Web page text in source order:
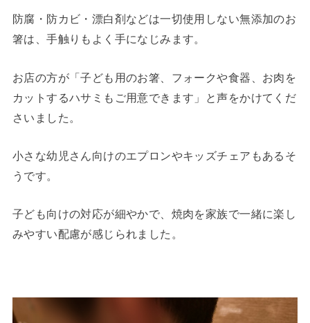
防腐・防カビ・漂白剤などは一切使用しない無添加のお
箸は、手触りもよく手になじみます。
お店の方が「子ども用のお箸、フォークや食器、お肉を
カットするハサミもご用意できます」と声をかけてくだ
さいました。
小さな幼児さん向けのエプロンやキッズチェアもあるそ
うです。
子ども向けの対応が細やかで、焼肉を家族で一緒に楽し
みやすい配慮が感じられました。